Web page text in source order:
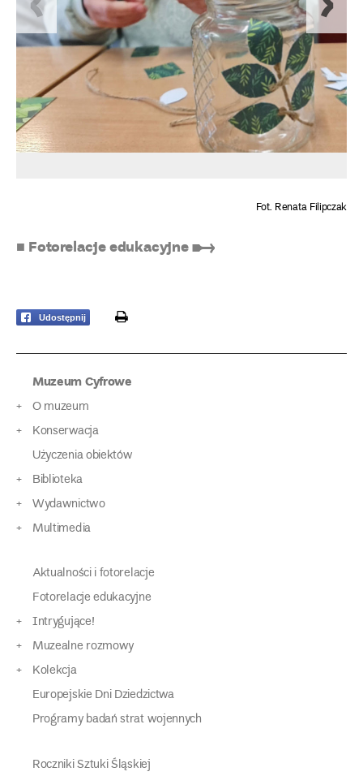
Fot. Renata Filipczak
■ Fotorelacje edukacyjne ➸
Udostępnij print
Muzeum Cyfrowe
O muzeum
Konserwacja
Użyczenia obiektów
Biblioteka
Wydawnictwo
Multimedia
Aktualności i fotorelacje
Fotorelacje edukacyjne
Intrygujące!
Muzealne rozmowy
Kolekcja
Europejskie Dni Dziedzictwa
Programy badań strat wojennych
Roczniki Sztuki Śląskiej